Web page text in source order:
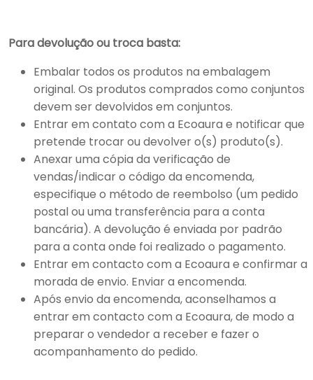
Para devolução ou troca basta:
Embalar todos os produtos na embalagem
original. Os produtos comprados como conjuntos
devem ser devolvidos em conjuntos.
Entrar em contato com a Ecoaura e notificar que
pretende trocar ou devolver o(s) produto(s).
Anexar uma cópia da verificação de
vendas/indicar o código da encomenda,
especifique o método de reembolso (um pedido
postal ou uma transferência para a conta
bancária). A devolução é enviada por padrão
para a conta onde foi realizado o pagamento.
Entrar em contacto com a Ecoaura e confirmar a
morada de envio. Enviar a encomenda.
Após envio da encomenda, aconselhamos a
entrar em contacto com a Ecoaura, de modo a
preparar o vendedor a receber e fazer o
acompanhamento do pedido.